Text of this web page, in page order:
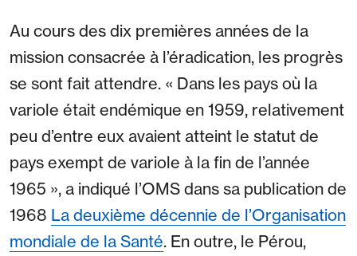
Au cours des dix premières années de la
mission consacrée à l’éradication, les progrès
se sont fait attendre. « Dans les pays où la
variole était endémique en 1959, relativement
peu d’entre eux avaient atteint le statut de
pays exempt de variole à la fin de l’année
1965 », a indiqué l’OMS dans sa publication de
1968 La deuxième décennie de l’Organisation
mondiale de la Santé. En outre, le Pérou,